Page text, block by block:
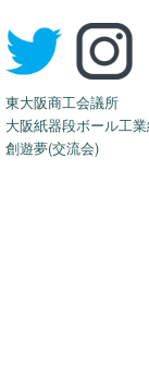
東大阪商工会議所
大阪紙器段ボール工
創遊夢(交流会)